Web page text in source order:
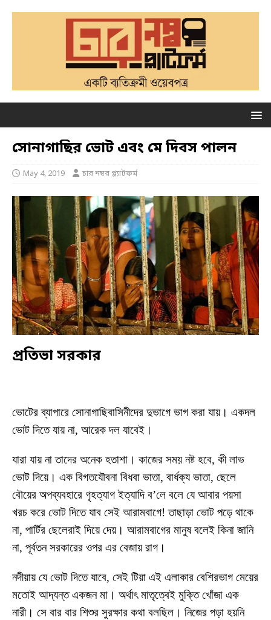
সোনাগাছির ভোট এবং মে দিবস পালন
May 4, 2019 চার নম্বর প্ল্যাটফর্ম
প্রতিভা সরকার
ভোটের ব্যাপারে সোনাগাছিবাসিনীদের দুভাগে ভাগ করা যায়। একদল
ভোট দিতে যায় না, আরেক দল যাবেই।
যারা যায় না তাদের অনেক হতাশা। কাজের সময় নষ্ট হবে, কী লাভ
ভোট দিয়ে। এক বিগতযৌবনা বিধবা ভাতা, বার্ধক্য ভাতা, ছেলে
বৌয়ের অপব্যবহারে গৃহত্যাগ ইত্যাদি ব’লে বলে যে আবার পয়সা
খরচ করে ভোট দিতে যাব সেই আরামবাগে! তাছাড়া ভোট পড়ে থাকে
না, পার্টির ছেলেরাই দিয়ে দেয়। আরামবাগের মানুষ বলেই কিনা জানি
না, পূর্বতন সরকারের ওপর এর বেজায় রাগ।
নদীয়ায় যে ভোট দিতে যাবে, সেই টিয়া এই এলাকার বেশিরভাগ মেয়ের
মতোই আদ্যন্ত একজন মা। অর্থাৎ মাতৃত্বেই মুক্তি খোঁজা এক
নারী। সে বার বার শিশুর সুরক্ষার কথা বলছিল। নিজের পড়া হয়নি